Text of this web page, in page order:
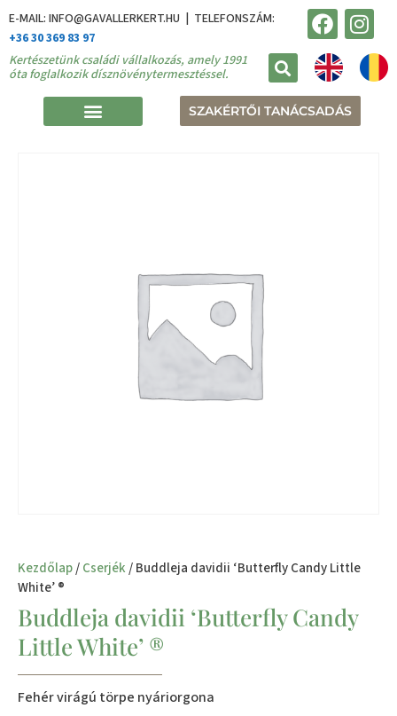
E-MAIL: INFO@GAVALLERKERT.HU | TELEFONSZÁM:
+36 30 369 83 97
Kertészetünk családi vállalkozás, amely 1991
óta foglalkozik dísznövénytermesztéssel.
SZAKÉRTŐI TANÁCSADÁS
Kezdőlap/Cserjék/ Buddleja davidii ‘Butterfly Candy Little
White’ ®
Buddleja davidii ‘Butterfly Candy
Little White’ ®
Fehér virágú törpe nyáriorgona